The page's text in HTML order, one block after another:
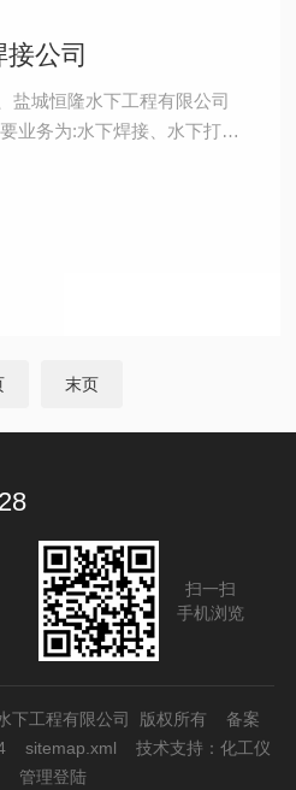
公司
盐城恒隆水下工程有限公司
业务为:水下焊接、水下打
水下堵漏、水下切割、水下摄
水下维修、水下检测、水下封
末页
扫一扫
手机浏览
下工程有限公司 版权所有 备案
sitemap.xml 技术支持： 化工仪
管理登陆